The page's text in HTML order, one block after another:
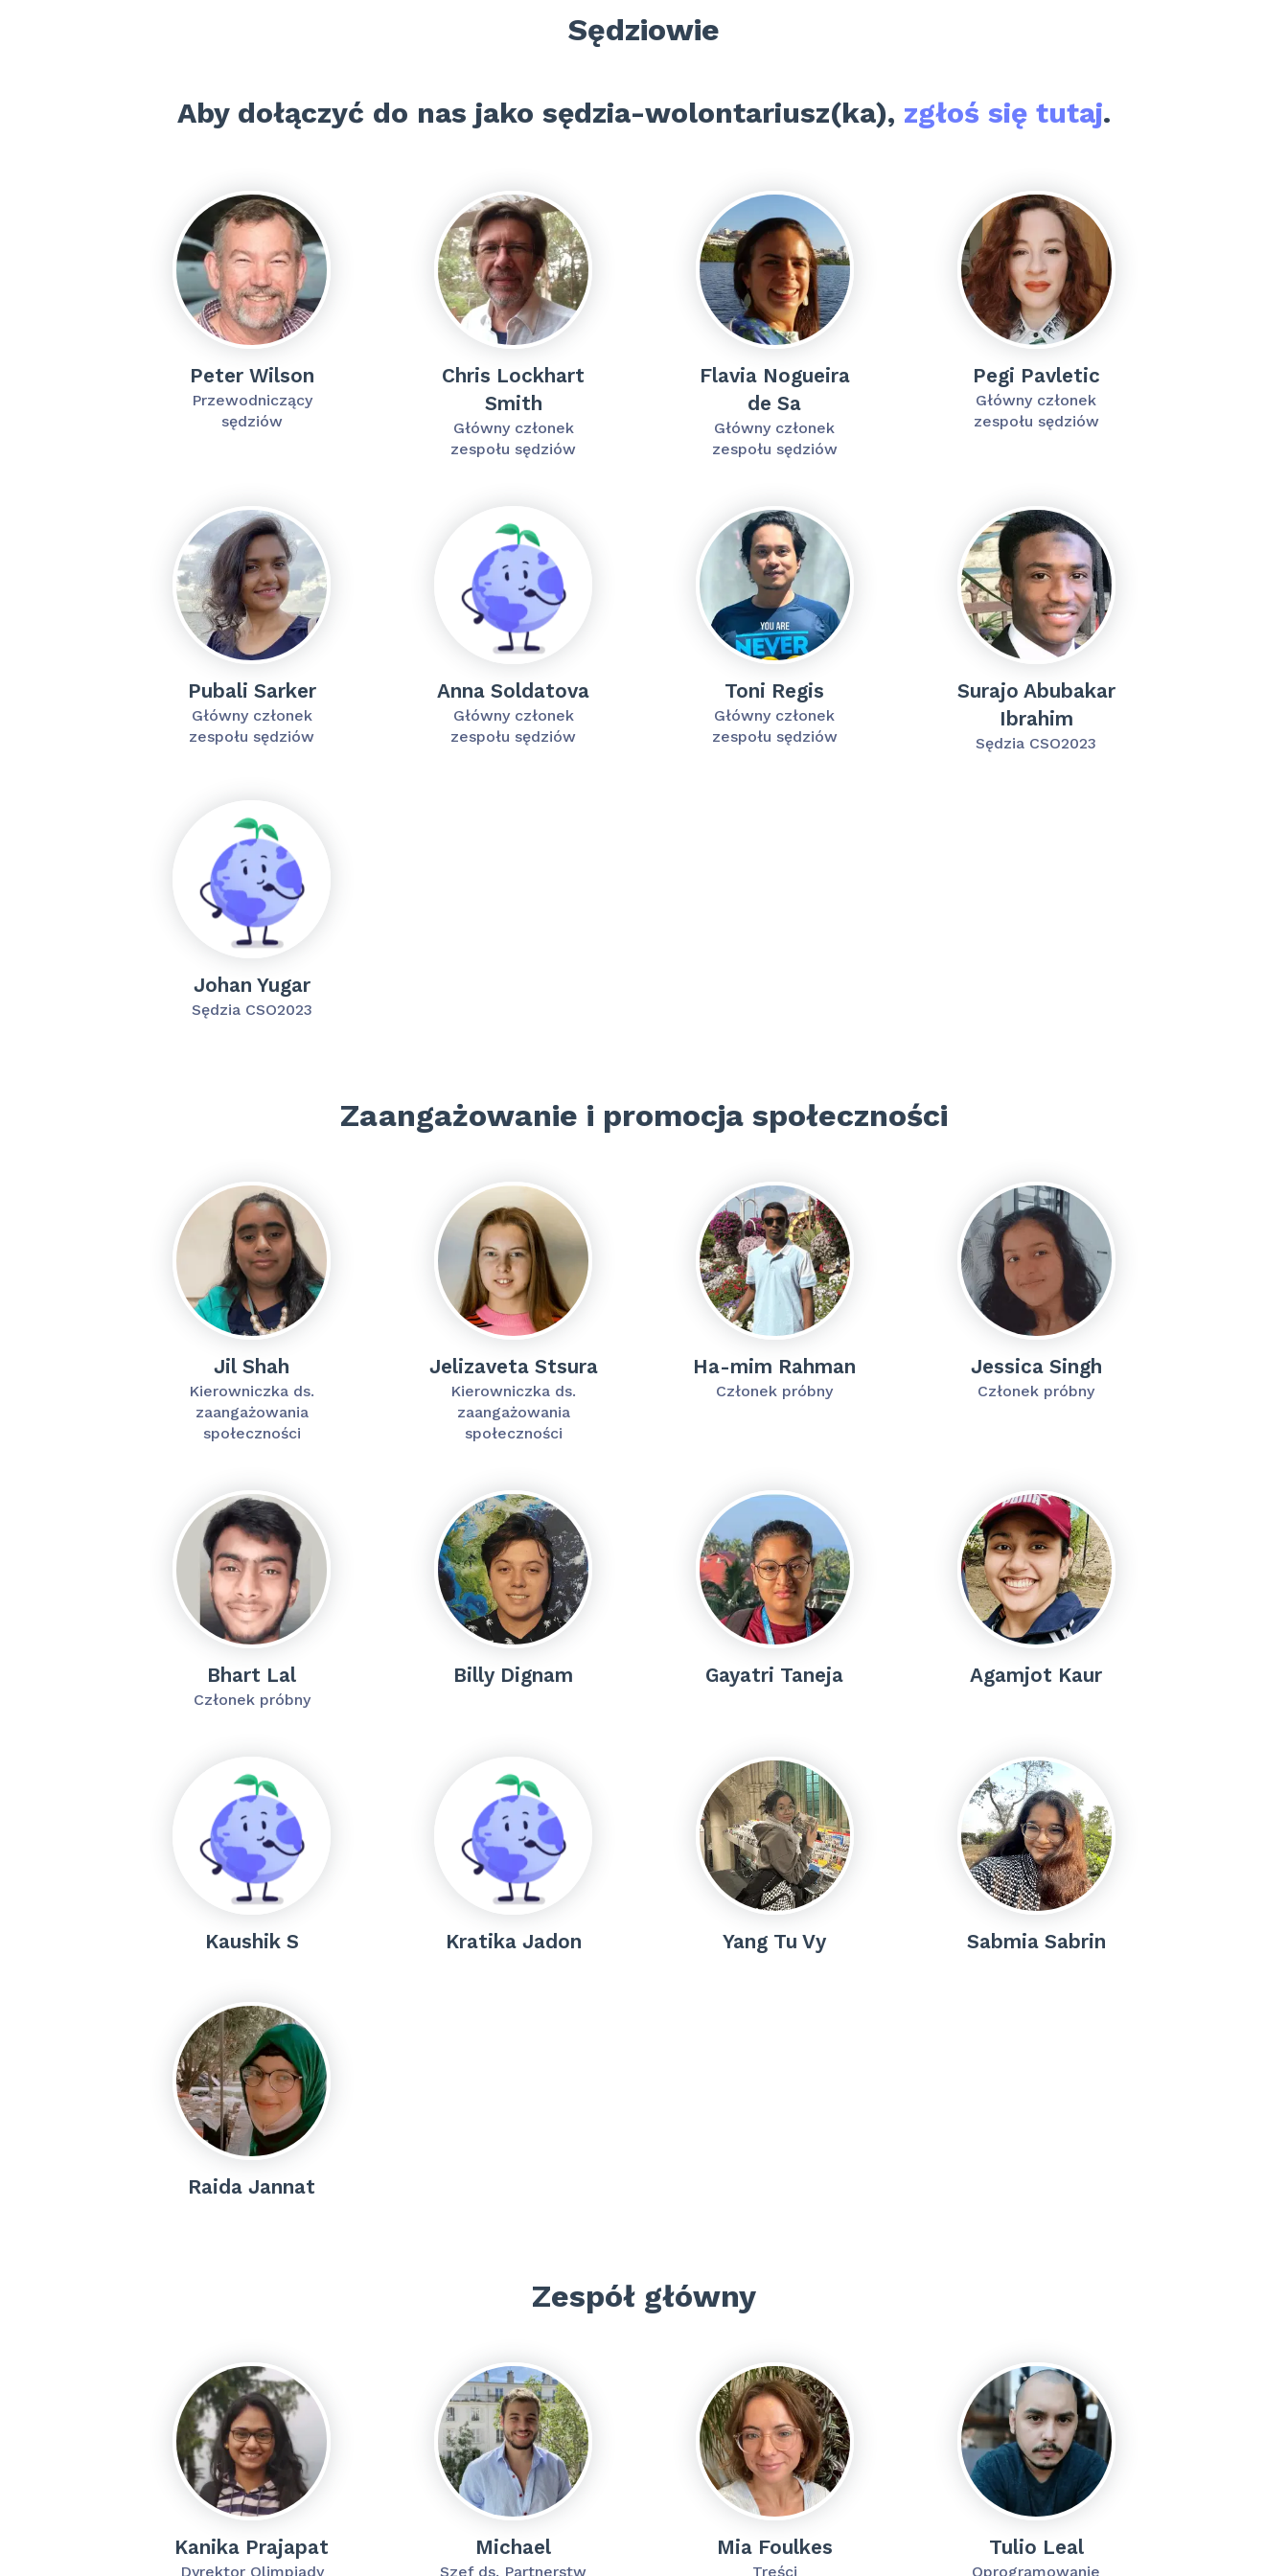
Sędziowie
Aby dołączyć do nas jako sędzia-wolontariusz(ka), zgłoś się tutaj.
Peter Wilson
Przewodniczący
sędziów
Chris Lockhart
Smith
Główny członek
zespołu sędziów
Flavia Nogueira
de Sa
Główny członek
zespołu sędziów
Pegi Pavletic
Główny członek
zespołu sędziów
Pubali Sarker
Główny członek
zespołu sędziów
Anna Soldatova
Główny członek
zespołu sędziów
Toni Regis
Główny członek
zespołu sędziów
Surajo Abubakar
Ibrahim
Sędzia CSO2023
Johan Yugar
Sędzia CSO2023
Zaangażowanie i promocja społeczności
Jil Shah
Kierowniczka ds.
zaangażowania
społeczności
Jelizaveta Stsura
Kierowniczka ds.
zaangażowania
społeczności
Ha-mim Rahman
Członek próbny
Jessica Singh
Członek próbny
Bhart Lal
Członek próbny
Billy Dignam Gayatri Taneja Agamjot Kaur
Kaushik S Kratika Jadon Yang Tu Vy Sabmia Sabrin
Raida Jannat
Zespół główny
Kanika Prajapat
Dyrektor Olimpiady
Michael
Szef ds. Partnerstw
Mia Foulkes
Treści
Tulio Leal
Oprogramowanie